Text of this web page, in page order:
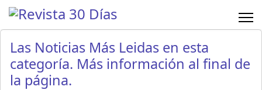
Las Noticias Más Leidas en esta
categoría. Más información al final de
la página.